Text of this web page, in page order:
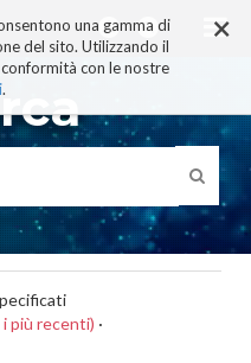
×
una gamma di
del sito. Utilizzando il
con le nostre
.
i più recenti) ·